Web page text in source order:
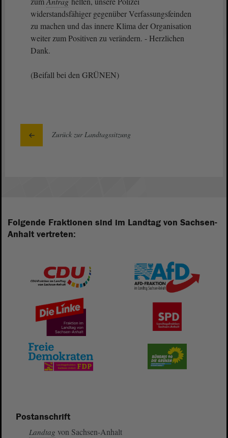
widerstandsfähiger gegenüber Verfassungsfeinden
zu machen und das innere Klima der Organisation
weiter zum Positiven zu verändern. - Herzlichen
Dank.
(Beifall bei den GRÜNEN)
Zurück zur Landtagssitzung
Folgende Fraktionen sind im Landtag von Sachsen-
Anhalt vertreten:
Postanschrift
Landtag von Sachsen-Anhalt